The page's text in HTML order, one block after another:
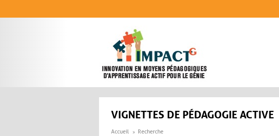
VIGNETTES DE PÉDAGOGIE ACTIVE
Accueil Recherche